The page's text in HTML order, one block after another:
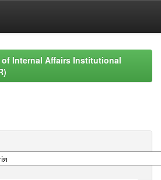
Internal Affairs Institutional